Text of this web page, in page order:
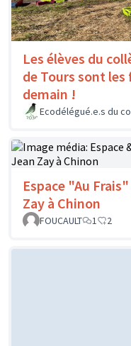
Les élèves du
de Tours sont
demain !
Ecodélégué.e.s du
Espace "Au
Zay à Chinon
FOUCAULT
1 2